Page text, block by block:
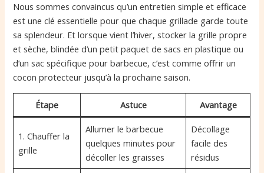
Nous sommes convaincus qu’un entretien simple et efficace
est une clé essentielle pour que chaque grillade garde toute
sa splendeur. Et lorsque vient l’hiver, stocker la grille propre
et sèche, blindée d’un petit paquet de sacs en plastique ou
d’un sac spécifique pour barbecue, c’est comme offrir un
cocon protecteur jusqu’à la prochaine saison.
Étape Astuce Avantage
1. Chauffer la
grille
Allumer le barbecue
quelques minutes pour
décoller les graisses
Décollage
facile des
résidus